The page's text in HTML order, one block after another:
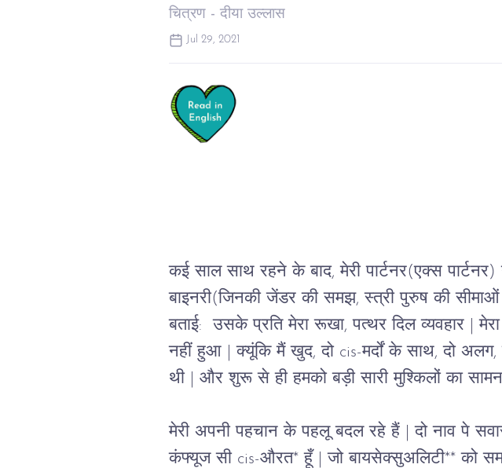
चित्रण - दीया उल्लास
Jul 29, 2021
कई साल साथ रहने के बाद, मेरी पार्टनर(एक्स
बाइनरी(जिनकी जेंडर की समझ, स्त्री पुरुष की
बताई:  उसके प्रति मेरा रूखा, पत्थर दिल व्यवहार |
नहीं हुआ
| क्यूंकि मैं खुद, दो cis-मर्दों के साथ, दो
थी
और शुरू से ही हमको बड़ी सारी मुश्किलों का
मेरी अपनी पहचान के पहलू बदल रहे हैं | दो नाव पे
कंफ्यूज सी cis-औरत* हूँ
| जो बायसेक्सुअलिटी** को